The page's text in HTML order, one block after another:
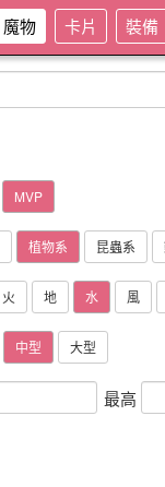
魔物 卡片 裝備
MVP
植物系 昆蟲系
火 地 水 風
中型 大型
最高